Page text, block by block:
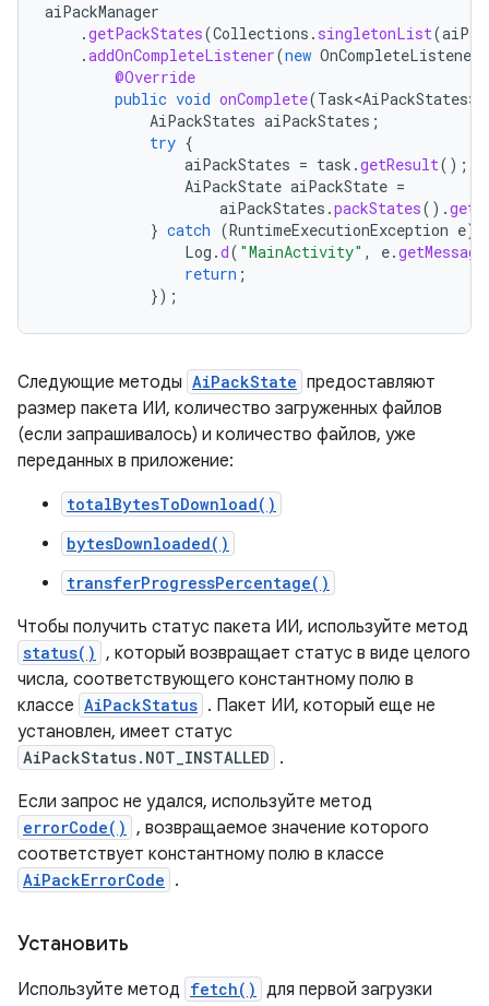
aiPackManager
.getPackStates(Collections . singletonList(
.addOnCompleteListener(new
@Override
public void onComplete(Task<AiPackStates>
AiPackStates aiPackStates ;
try {
aiPackStates = task .getResult();
AiPackState aiPackState =
aiPackStates .packStates().get
} catch (RuntimeExecutionException e)
Log .d( "MainActivity" , e.getMessage
return ;
});
Следующие методы AiPackState предоставляют
размер пакета ИИ, количество загруженных файлов
(если запрашивалось) и количество файлов, уже
переданных в приложение:
totalBytesToDownload()
bytesDownloaded()
transferProgressPercentage()
Чтобы получить статус пакета ИИ, используйте метод
status() , который возвращает статус в виде целого
числа, соответствующего константному полю в
классе AiPackStatus . Пакет ИИ, который еще не
установлен, имеет статус
AiPackStatus.NOT_INSTALLED .
Если запрос не удался, используйте метод
errorCode() , возвращаемое значение которого
соответствует константному полю в классе
AiPackErrorCode .
Установить
Используйте метод fetch() для первой загрузки